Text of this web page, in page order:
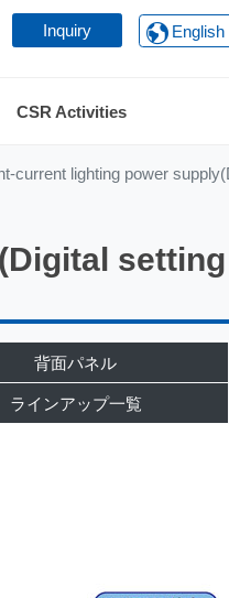
Inquiry
CSR Activities
current lighting power
背面パネル
ラインアップ一覧